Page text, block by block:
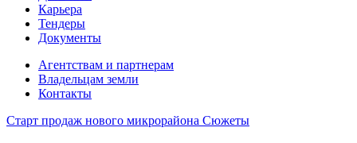
Карьера
Тендеры
Документы
Агентствам и партнерам
Владельцам земли
Контакты
Старт продаж нового микрорайона Сюжеты